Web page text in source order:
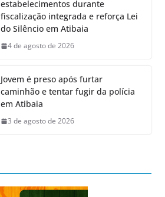
estabelecimentos durante
fiscalização integrada e reforça Lei
do Silêncio em Atibaia
4 de agosto de 2026
Jovem é preso após furtar
caminhão e tentar fugir da polícia
em Atibaia
3 de agosto de 2026